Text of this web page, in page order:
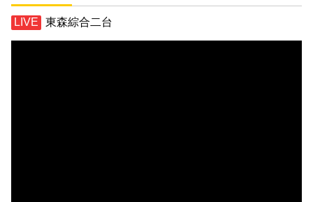
東森綜合二台